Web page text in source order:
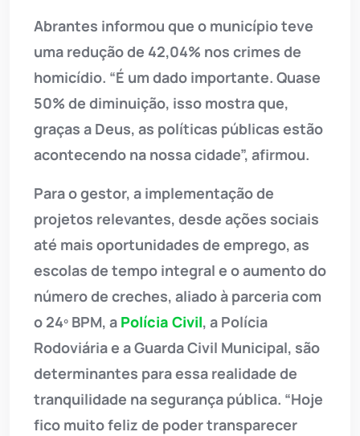
Abrantes informou que o município teve
uma redução de 42,04% nos crimes de
homicídio. “É um dado importante. Quase
50% de diminuição, isso mostra que,
graças a Deus, as políticas públicas estão
acontecendo na nossa cidade”, afirmou.
Para o gestor, a implementação de
projetos relevantes, desde ações sociais
até mais oportunidades de emprego, as
escolas de tempo integral e o aumento do
número de creches, aliado à parceria com
o 24º BPM, a Polícia Civil, a Polícia
Rodoviária e a Guarda Civil Municipal, são
determinantes para essa realidade de
tranquilidade na segurança pública. “Hoje
fico muito feliz de poder transparecer